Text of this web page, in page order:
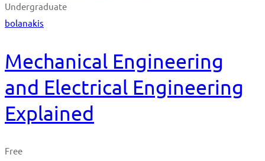
Undergraduate
bolanakis
Mechanical Engineering
and Electrical Engineering
Explained
Free